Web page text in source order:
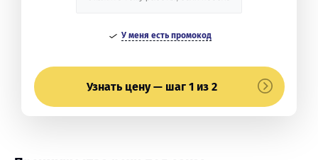
У меня есть промокод
Узнать цену — шаг 1 из 2